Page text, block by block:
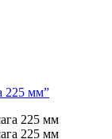
225 мм”